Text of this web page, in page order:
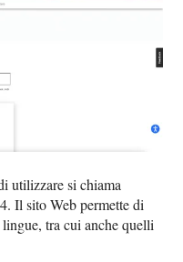
utilizzare si chiama
Il sito Web permette di
tra cui anche quelli